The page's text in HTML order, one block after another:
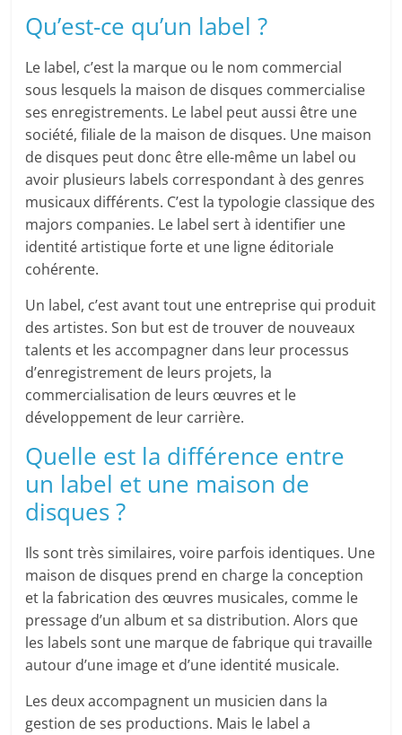
Qu’est-ce qu’un label ?
Le label, c’est la marque ou le nom commercial
sous lesquels la maison de disques commercialise
ses enregistrements. Le label peut aussi être une
société, filiale de la maison de disques. Une maison
de disques peut donc être elle-même un label ou
avoir plusieurs labels correspondant à des genres
musicaux différents. C’est la typologie classique des
majors companies. Le label sert à identifier une
identité artistique forte et une ligne éditoriale
cohérente.
Un label, c’est avant tout une entreprise qui produit
des artistes. Son but est de trouver de nouveaux
talents et les accompagner dans leur processus
d’enregistrement de leurs projets, la
commercialisation de leurs œuvres et le
développement de leur carrière.
Quelle est la différence entre
un label et une maison de
disques ?
Ils sont très similaires, voire parfois identiques. Une
maison de disques prend en charge la conception
et la fabrication des œuvres musicales, comme le
pressage d’un album et sa distribution. Alors que
les labels sont une marque de fabrique qui travaille
autour d’une image et d’une identité musicale.
Les deux accompagnent un musicien dans la
gestion de ses productions. Mais le label a